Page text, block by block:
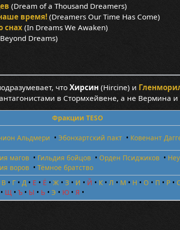
(Dream of a Thousand Dreamers)
время!(Dreamers Our Time Has Come)
снах(In Dreams We Awaken)
Dreams)
чтоХирсин (Hircine) и
в Стормхейвене, а не Вермина
Фракции TESO
Альдмери •Эбонхартский пакт • Ковенант
магов • Гильдия бойцов • Орден Псиджиков •
воров •Тёмное братство
В • Г •Д • Е • Ё •Ж •З • И • Й • К •Л • М • Н • О • П • Р • С
• Щ •Ъ • Ы • Ь •Э • Ю •Я •